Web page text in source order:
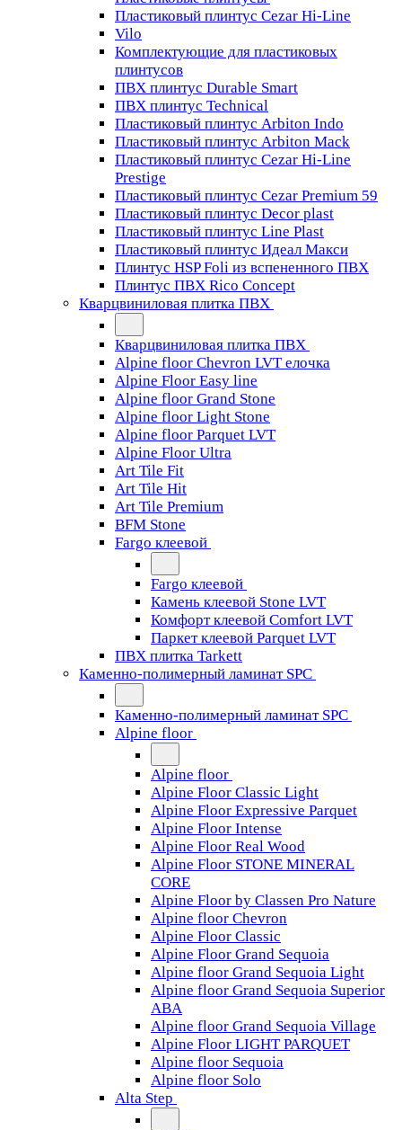
Пластиковый плинтус Cezar Hi-Line
Vilo
Комплектующие для пластиковых
плинтусов
ПВХ плинтус Durable Smart
ПВХ плинтус Technical
Пластиковый плинтус Arbiton Indo
Пластиковый плинтус Arbiton Mack
Пластиковый плинтус Cezar Hi-Line
Prestige
Пластиковый плинтус Cezar Premium 59
Пластиковый плинтус Decor plast
Пластиковый плинтус Line Plast
Пластиковый плинтус Идеал Макси
Плинтус HSP Foli из вспененного ПВХ
Плинтус ПВХ Rico Concept
Кварцвиниловая плитка ПВХ
Кварцвиниловая плитка ПВХ
Alpine floor Chevron LVT елочка
Alpine Floor Easy line
Alpine floor Grand Stone
Alpine floor Light Stone
Alpine floor Parquet LVT
Alpine Floor Ultra
Art Tile Fit
Art Tile Hit
Art Tile Premium
BFM Stone
Fargo клеевой
Fargo клеевой
Камень клеевой Stone LVT
Комфорт клеевой Comfort LVT
Паркет клеевой Parquet LVT
ПВХ плитка Tarkett
Каменно-полимерный ламинат SPC
Каменно-полимерный ламинат SPC
Alpine floor
Alpine floor
Alpine Floor Classic Light
Alpine Floor Expressive Parquet
Alpine Floor Intense
Alpine Floor Real Wood
Alpine Floor STONE MINERAL
CORE
Alpine Floor by Classen Pro Nature
Alpine floor Chevron
Alpine Floor Classic
Alpine Floor Grand Sequoia
Alpine floor Grand Sequoia Light
Alpine floor Grand Sequoia Superior
ABA
Alpine floor Grand Sequoia Village
Alpine Floor LIGHT PARQUET
Alpine floor Sequoia
Alpine floor Solo
Alta Step